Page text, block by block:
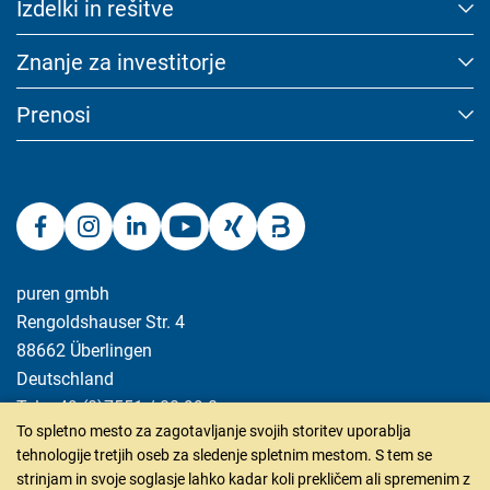
puren gmbh
Rengoldshauser Str. 4
88662 Überlingen
Deutschland
Tel +49 (0)7551 / 80 99 0
Fax +49 (0)7551 / 80 99 20
info@puren.com
Izdelki in rešitve
Znanje za investitorje
Prenosi
To spletno mesto za zagotavljanje svojih storitev uporablja
tehnologije tretjih oseb za sledenje spletnim mestom. S tem se
strinjam in svoje soglasje lahko kadar koli prekličem ali spremenim z
Marketing
tracking. Here, anonymised data can be forwarded to possible
Sprejmi